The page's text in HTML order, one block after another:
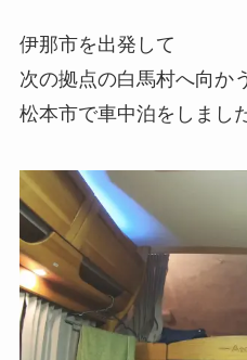
伊那市を出発して
次の拠点の白馬村へ向か
松本市で車中泊をしまし